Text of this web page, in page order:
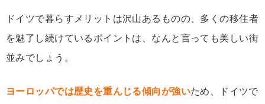
ドイツで暮らすメリットは沢山あるものの、多くの移住者
を魅了し続けているポイントは、なんと言っても美しい街
並みでしょう。
ヨーロッパでは歴史を重んじる傾向が強いため、ドイツで